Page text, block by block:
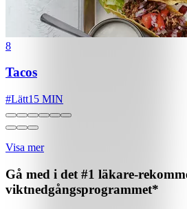
8
Tacos
#Lätt15 MIN
Visa mer
Gå med i det #1 läkare-
viktnedgångsprogrammet*